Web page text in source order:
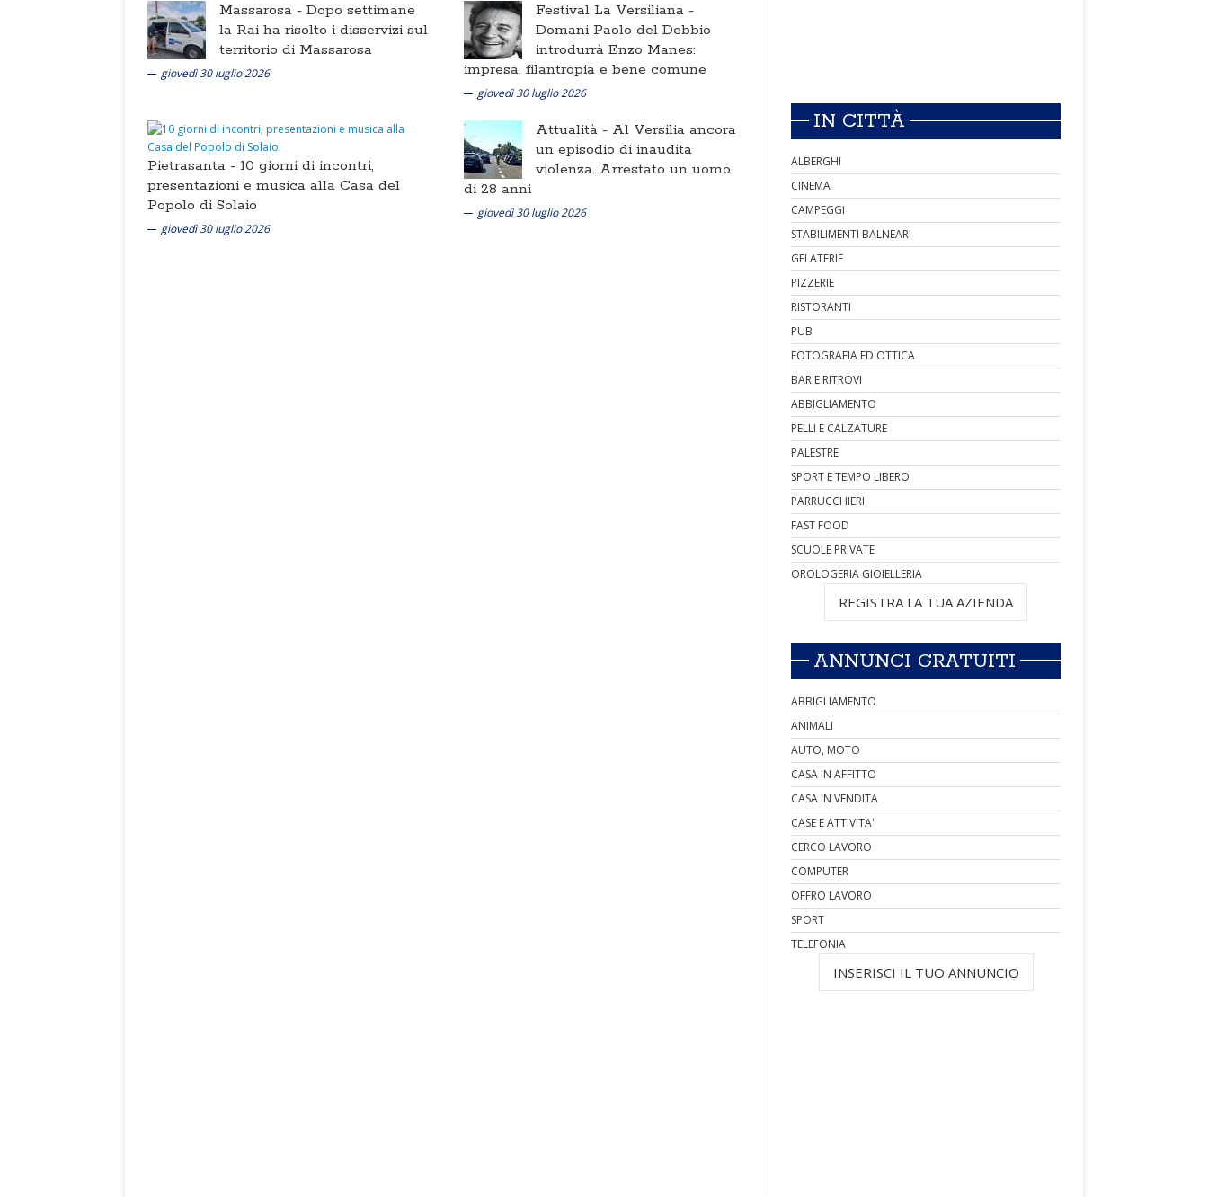
Massarosa - Dopo settimane
la Rai ha risolto i disservizi sul
territorio di Massarosa
giovedì 30 luglio 2026
Festival La Versiliana -
Domani Paolo del Debbio
introdurrà Enzo Manes:
impresa, filantropia e bene comune
giovedì 30 luglio 2026
Pietrasanta - 10 giorni di incontri,
presentazioni e musica alla Casa del
Popolo di Solaio
giovedì 30 luglio 2026
Attualità - Al Versilia ancora
un episodio di inaudita
violenza. Arrestato un uomo
di 28 anni
giovedì 30 luglio 2026
IN CITTÀ
ALBERGHI
CINEMA
CAMPEGGI
STABILIMENTI BALNEARI
GELATERIE
PIZZERIE
RISTORANTI
PUB
FOTOGRAFIA ED OTTICA
BAR E RITROVI
ABBIGLIAMENTO
PELLI E CALZATURE
PALESTRE
SPORT E TEMPO LIBERO
PARRUCCHIERI
FAST FOOD
SCUOLE PRIVATE
OROLOGERIA GIOIELLERIA
REGISTRA LA TUA AZIENDA
ANNUNCI GRATUITI
ABBIGLIAMENTO
ANIMALI
AUTO, MOTO
CASA IN AFFITTO
CASA IN VENDITA
CASE E ATTIVITA'
CERCO LAVORO
COMPUTER
OFFRO LAVORO
SPORT
TELEFONIA
INSERISCI IL TUO ANNUNCIO